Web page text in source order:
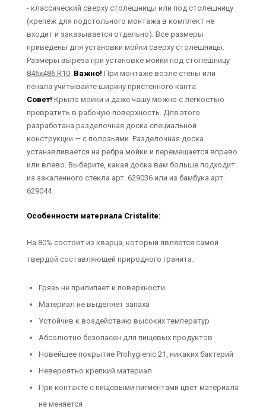
- классический сверху столешницы или под столешницу
(крепеж для подстольного монтажа в комплект не
входит и заказывается отдельно). Все размеры
приведены для установки мойки сверху столешницы.
Размеры выреза при установке мойки под столешницу
846х486 R10. Важно! При монтаже возле стены или
пенала учитывайте ширину пристенного канта.
Совет! Крыло мойки и даже чашу можно с легкостью
превратить в рабочую поверхность. Для этого
разработана разделочная доска специальной
конструкции — с полозьями. Разделочная доска
устанавливается на ребра мойки и перемещается вправо
или влево. Выберите, какая доска вам больше подходит:
из закаленного стекла арт. 629036 или из бамбука арт.
629044.
Особенности материала Cristalite:
На 80% состоит из кварца, который является самой
твердой составляющей природного гранита.
Грязь не прилипает к поверхности
Материал не выделяет запаха
Устойчив к воздействию высоких температур
Абсолютно безопасен для пищевых продуктов
Новейшее покрытие Prohygienic 21, никаких бактерий
Невероятно крепкий материал
При контакте с пищевыми пигментами цвет материала
не меняется